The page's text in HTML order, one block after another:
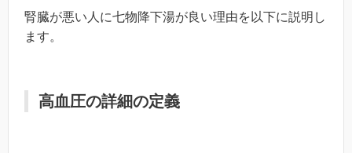
腎臓が悪い人に七物降下湯が良い理由を以下に説明し
ます。
高血圧の詳細の定義